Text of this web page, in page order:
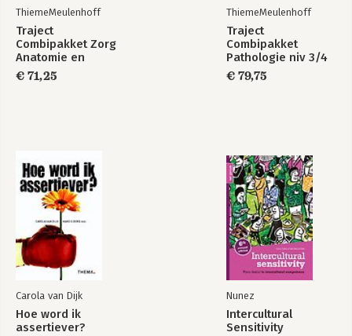
ThiemeMeulenhoff
Traject
Combipakket Zorg
Anatomie en
fysiologie niveau 3
boek en online 4
€ 71,25
ThiemeMeulenhoff
Traject
Combipakket
Pathologie niv 3/4
boek en
verwerkingslicentie
€ 79,75
Carola van Dijk
Hoe word ik
assertiever?
Nunez
Intercultural
Sensitivity